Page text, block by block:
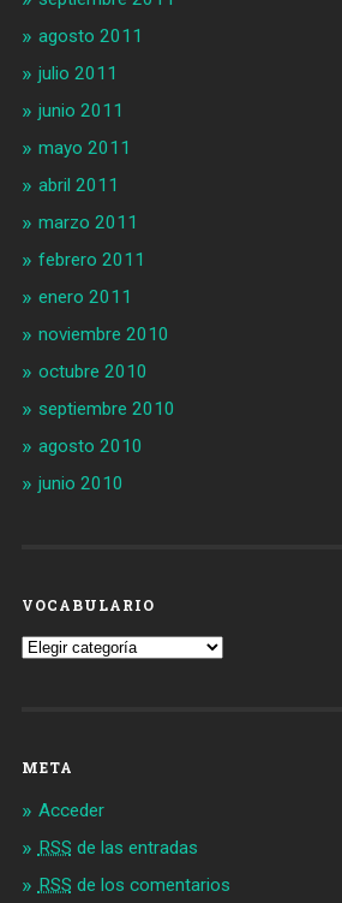
agosto 2011
julio 2011
junio 2011
mayo 2011
abril 2011
marzo 2011
febrero 2011
enero 2011
noviembre 2010
octubre 2010
septiembre 2010
agosto 2010
junio 2010
VOCABULARIO
Vocabulario
META
Acceder
RSS de las entradas
RSS de los comentarios